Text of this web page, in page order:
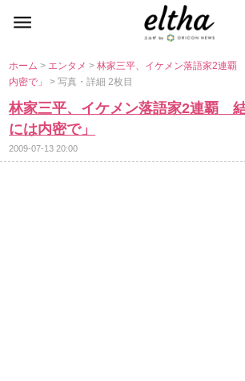
ホーム> エンタメ>林家三平、イケメン落語家2連覇
内密で」> 写真・詳細 2枚目
林家三平、イケメン落語家2連覇
には内密で」
2009-07-13 20:00